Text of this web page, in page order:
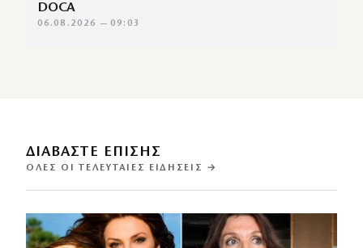
DOCA
06.08.2026 — 09:03
ΔΙΑΒΑΣΤΕ ΕΠΙΣΗΣ
ΌΛΕΣ ΟΙ ΤΕΛΕΥΤΑΊΕΣ ΕΙΔΉΣΕΙΣ →